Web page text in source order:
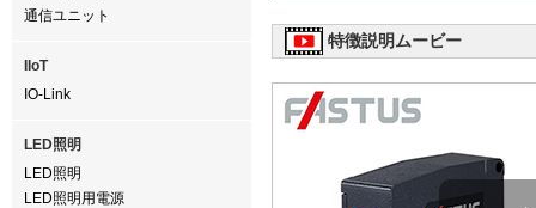
通信ユニット
IIoT
IO-Link
LED照明
LED照明
LED照明用電源
特徴説明ムービー